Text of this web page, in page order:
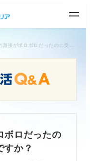
ボロだったの
すか？